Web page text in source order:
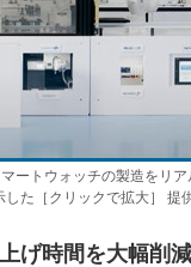
ートウォッチの製造をリ
た［クリックで拡大］ 提
げ時間を大幅削減